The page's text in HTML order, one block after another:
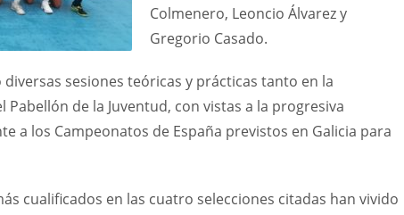
Colmenero, Leoncio Álvarez y
Gregorio Casado.
sesiones teóricas y prácticas tanto en la
Pabellón de la Juventud, con vistas a la progresiva
a los Campeonatos de España previstos en Galicia para
cualificados en las cuatro selecciones citadas han vivido